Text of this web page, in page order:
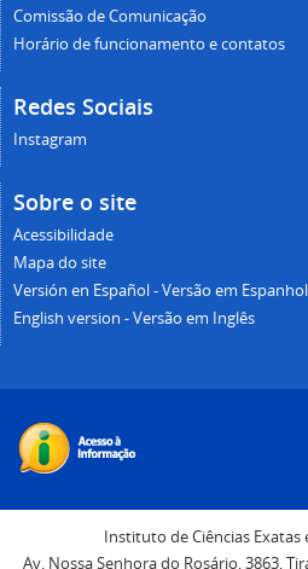
Comissão de Comunicação
Horário de funcionamento e contatos
Redes Sociais
Instagram
Sobre o site
Acessibilidade
Mapa do site
Versión en Español - Versão em Espanhol
English version - Versão em Inglês
Instituto de Ciências Exatas
Av. Nossa Senhora do Rosário, 3863,